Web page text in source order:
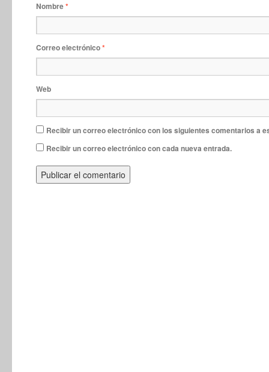
Nombre*
Correo electrónico*
Web
Recibir un correo electrónico con los siguientes comentarios a
Recibir un correo electrónico con cada nueva entrada.